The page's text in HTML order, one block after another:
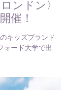
ンドン〉
催！
キッズブランド
ォード大学で出会